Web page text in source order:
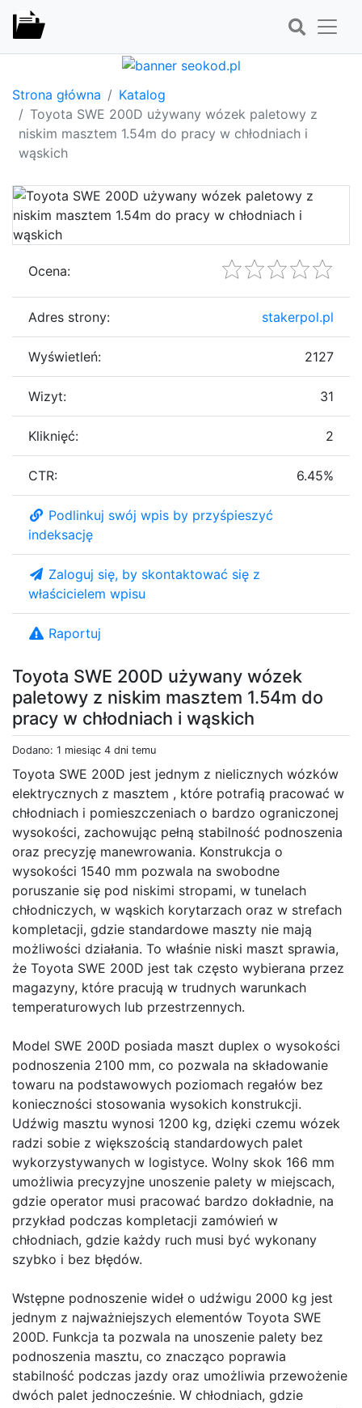
Strona główna
Katalog
Toyota SWE 200D używany wózek paletowy z
niskim masztem 1.54m do pracy w chłodniach i
wąskich
Toyota SWE 200D używany wózek
paletowy z niskim masztem 1.54m do
pracy w chłodniach i wąskich
Dodano: 1 miesiąc 4 dni temu
Toyota SWE 200D jest jednym z nielicznych wózków
elektrycznych z masztem , które potrafią pracować w
chłodniach i pomieszczeniach o bardzo ograniczonej
wysokości, zachowując pełną stabilność podnoszenia
oraz precyzję manewrowania. Konstrukcja o
wysokości 1540 mm pozwala na swobodne
poruszanie się pod niskimi stropami, w tunelach
chłodniczych, w wąskich korytarzach oraz w strefach
kompletacji, gdzie standardowe maszty nie mają
możliwości działania. To właśnie niski maszt sprawia,
że Toyota SWE 200D jest tak często wybierana przez
magazyny, które pracują w trudnych warunkach
temperaturowych lub przestrzennych.
Model SWE 200D posiada maszt duplex o wysokości
podnoszenia 2100 mm, co pozwala na składowanie
towaru na podstawowych poziomach regałów bez
konieczności stosowania wysokich konstrukcji.
Udźwig masztu wynosi 1200 kg, dzięki czemu wózek
radzi sobie z większością standardowych palet
wykorzystywanych w logistyce. Wolny skok 166 mm
umożliwia precyzyjne unoszenie palety w miejscach,
gdzie operator musi pracować bardzo dokładnie, na
przykład podczas kompletacji zamówień w
chłodniach, gdzie każdy ruch musi być wykonany
szybko i bez błędów.
Wstępne podnoszenie wideł o udźwigu 2000 kg jest
jednym z najważniejszych elementów Toyota SWE
200D. Funkcja ta pozwala na unoszenie palety bez
podnoszenia masztu, co znacząco poprawia
stabilność podczas jazdy oraz umożliwia przewożenie
dwóch palet jednocześnie. W chłodniach, gdzie
Ocena:
Adres strony: stakerpol.pl
Wyświetleń: 2127
Wizyt: 31
Kliknięć: 2
CTR: 6.45%
Podlinkuj swój wpis by przyśpieszyć
indeksację
Zaloguj się, by skontaktować się z
właścicielem wpisu
Raportuj